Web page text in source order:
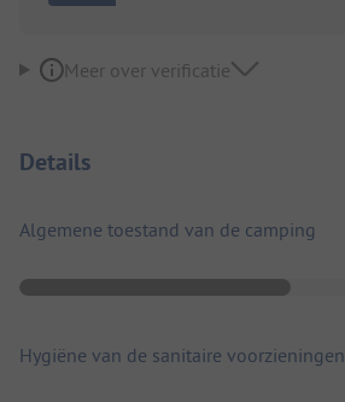
Meer over verificatie
Details
Algemene toestand van de camping
Hygiëne van de sanitaire voorzieningen